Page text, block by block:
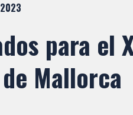
para el
Mallorca